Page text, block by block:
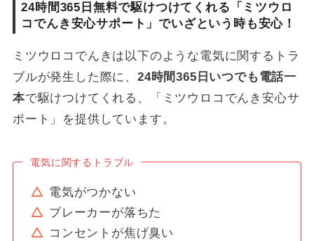
初期費用／違約金 なし
サポート時間 24時間365日
キャンペーン ー
公式サイト
https://mitsuurokogreenenergy.jp/lp/
24時間365日無料で駆けつけてくれる「ミツウロ
コでんき安心サポート」でいざという時も安心！
ミツウロコでんきは以下のような電気に関するトラ
ブルが発生した際に、 24時間365日いつでも電話一
本で駆けつけてくれる、「ミツウロコでんき安心サ
ポート」を提供しています。
電気に関するトラブル
電気がつかない
ブレーカーが落ちた
コンセントが焦げ臭い